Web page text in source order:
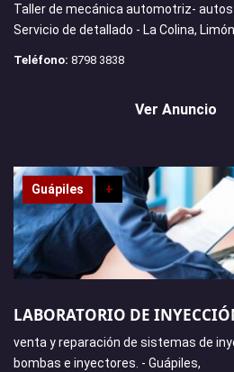
Taller de mecánica automotriz- autos
Servicio de detallado - La Colina, Limón
Teléfono: 8798 3838
Ver Anuncio
Guápiles +
LABORATORIO DE
venta y reparación de sistemas de
bombas e inyectores. - Guápiles,